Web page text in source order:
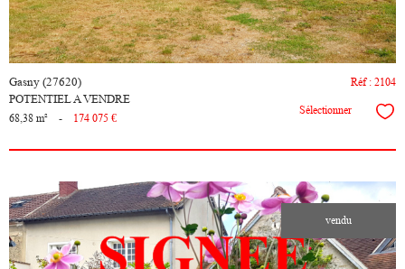
Gasny (27620)
POTENTIEL A VENDRE
Réf : 2104
68,38 m² - 174 075 €
Sélectionner
vendu